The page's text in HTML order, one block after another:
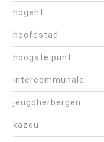
hogent
hoofdstad
hoogste punt
intercommunale
jeugdherbergen
kazou